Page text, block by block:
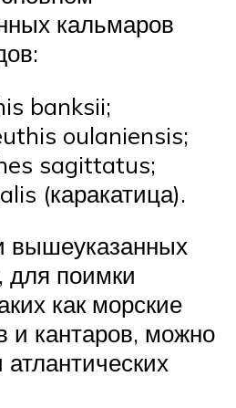
кальмаров
banksii;
oulaniensis;
sagittatus;
(каракатица).
вышеуказанных
для поимки
как морские
и кантаров, можно